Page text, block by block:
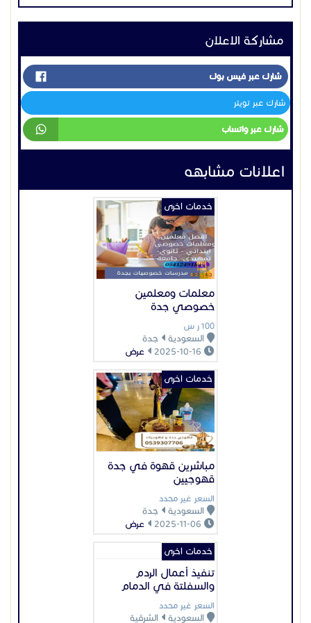
السعودية
خدمات اخرى
مباشرين قهوة في جدة
قهوجيين
السعر غير محدد
السعودية
جدة
عرض
خدمات اخرى
تنفيذ أعمال الردم
والسفلتة في الدمام
السعر غير محدد
السعودية الشرقية
2026-02-01
عرض
خدمات اخرى
عرض بيانات المُعلن
اعلانات مميزة